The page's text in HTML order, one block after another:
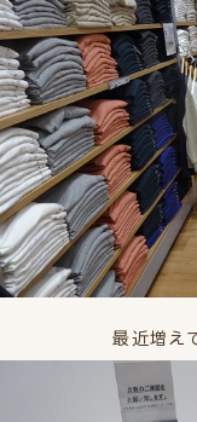
最近増え